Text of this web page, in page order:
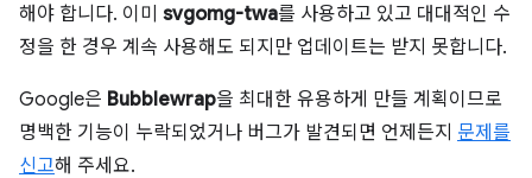
해야 합니다. 이미 svgomg-twa를 사용하고 있고 대대적인 수
정을 한 경우 계속 사용해도 되지만 업데이트는 받지 못합니다.
Google은 Bubblewrap을 최대한 유용하게 만들 계획이므로
명백한 기능이 누락되었거나 버그가 발견되면 언제든지 문제를
신고해 주세요.